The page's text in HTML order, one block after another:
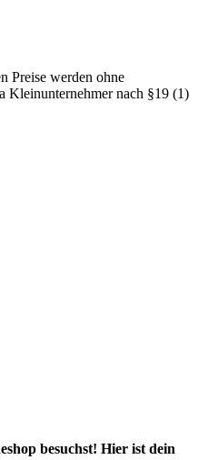
Preise werden ohne
Kleinunternehmer nach §19 (1)
besuchst! Hier ist dein